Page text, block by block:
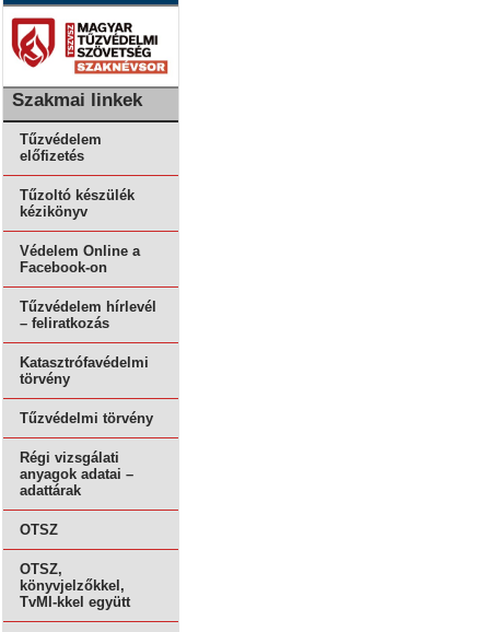
Szakmai linkek
Tűzvédelem
előfizetés
Tűzoltó készülék
kézikönyv
Védelem Online a
Facebook-on
Tűzvédelem hírlevél
– feliratkozás
Katasztrófavédelmi
törvény
Tűzvédelmi törvény
Régi vizsgálati
anyagok adatai –
adattárak
OTSZ
OTSZ,
könyvjelzőkkel,
TvMI-kkel együtt